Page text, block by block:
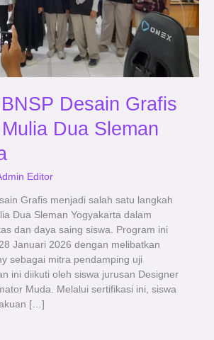
Desain Grafis
Dua Sleman
Editor
Grafis menjadi salah satu langkah
Dua Sleman Yogyakarta dalam
dan daya saing siswa. Program ini
Januari 2026 dengan melibatkan
sebagai mitra pendamping uji
ini diikuti oleh siswa jurusan Designer
Muda. Melalui sertifikasi ini, siswa
[…]